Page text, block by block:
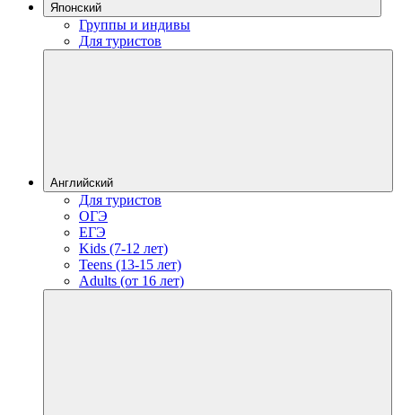
Японский
Группы и индивы
Для туристов
Английский
Для туристов
ОГЭ
ЕГЭ
Kids (7-12 лет)
Teens (13-15 лет)
Adults (от 16 лет)